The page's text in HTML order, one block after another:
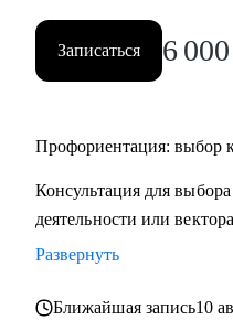
• HR и рекрутерам
• Специалистам в
Записаться 6 000
Профориентация: выбор
Консультация для
деятельности или
Развернуть
Ближайшая запись10